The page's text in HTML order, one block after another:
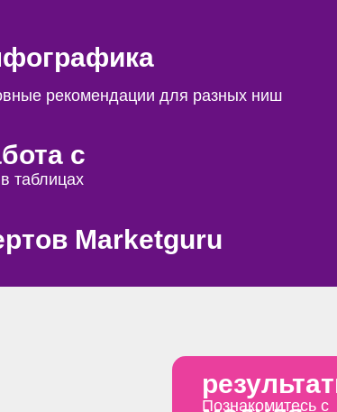
рекомендации для разных ниш
Marketguru
с
таблицах
Познакомитесь с